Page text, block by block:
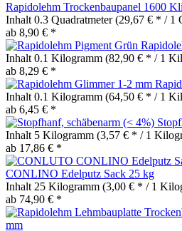
Rapidolehm Trockenbaupanel 1600
Inhalt0.3 Quadratmeter(29,67 € * / 1
ab 8,90 € *
Inhalt0.1 Kilogramm (82,90 € * / 1
ab 8,29 € *
Inhalt0.1 Kilogramm (64,50 € * / 1
ab 6,45 € *
Inhalt 5 Kilogramm (3,57 € * / 1
ab 17,86 € *
CONLINO Edelputz Sack 25 kg
Inhalt25 Kilogramm (3,00 € * / 1
ab 74,90 € *